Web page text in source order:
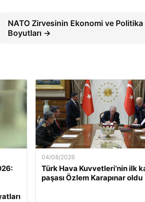
NATO Zirvesinin Ekonomi ve Politika
Boyutları →
04/08/2026
Türk Hava Kuvvetleri’nin ilk
paşası Özlem Karapınar oldu